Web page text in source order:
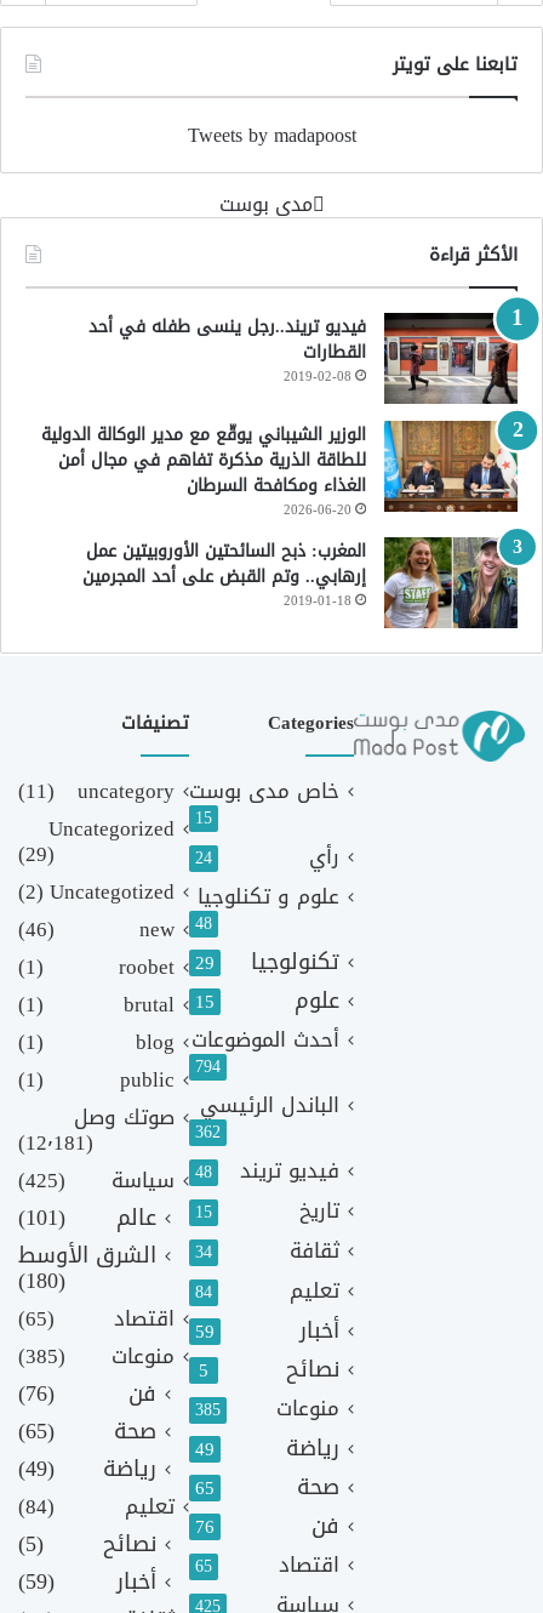
تابعنا على تويتر
Tweets by madapoost
‏مدى بوست‏
الأكثر قراءة
فيديو تريند..رجل ينسى طفله في أحد
القطارات
2019-02-08
الوزير الشيباني يوقّع مع مدير الوكالة الدولية
للطاقة الذرية مذكرة تفاهم في مجال أمن
الغذاء ومكافحة السرطان
2026-06-20
المغرب: ذبح السائحتين الأوروبيتين عمل
إرهابي.. وتم القبض على أحد المجرمين
2019-01-18
Categories
خاص مدى بوست
15
رأي 24
علوم و تكنلوجيا
48
تكنولوجيا 29
علوم 15
أحدث الموضوعات
794
الباندل الرئيسي
362
فيديو تريند 48
تاريخ 15
ثقافة 34
تعليم 84
أخبار 59
نصائح 5
منوعات 385
رياضة 49
صحة 65
فن 76
اقتصاد 65
سياسة 425
تصنيفات
uncategory
(11)
Uncategorized
(29)
Uncategotized
(2)
new
(46)
roobet
(1)
brutal
(1)
blog
(1)
public
(1)
صوتك وصل
(12٬181)
سياسة
(425)
عالم
(101)
الشرق الأوسط
(180)
اقتصاد
(65)
منوعات
(385)
فن
(76)
صحة
(65)
رياضة
(49)
تعليم (84)
نصائح
(5)
أخبار
(59)